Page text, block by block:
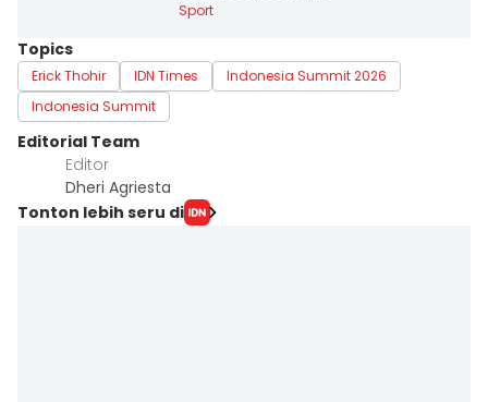
Sport
Topics
Erick Thohir IDN Times
Indonesia Summit 2026
Indonesia Summit
Editorial Team
Editor
Dheri Agriesta
Tonton lebih seru di